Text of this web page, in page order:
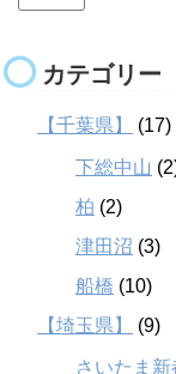
カテゴリー
【千葉県】 (17)
下総中山
柏 (2)
津田沼 (3)
船橋 (10)
【埼玉県】
(9)
さいたま新